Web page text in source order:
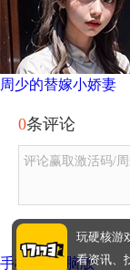
周少的替嫁小娇妻
0条评论
评论赢取激活码/
手机版 电脑版
玩硬核游
看资讯、